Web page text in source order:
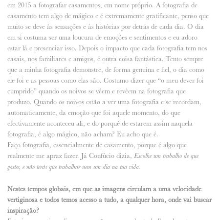
em 2015 a fotografar casamentos, em nome próprio. A fotografia de
casamento tem algo de mágico e é extremamente gratificante, penso que
muito se deve às sensações e às histórias por detrás de cada dia. O dia
em si costuma ser uma loucura de emoções e sentimentos e eu adoro
estar lá e presenciar isso. Depois o impacto que cada fotografia tem nos
casais, nos familiares e amigos, é outra coisa fantástica. Tento sempre
que a minha fotografia demonstre, de forma genuína e fiel, o dia como
ele foi e as pessoas como elas são. Costumo dizer que “o meu dever foi
cumprido” quando os noivos se vêem e revêem na fotografia que
produzo. Quando os noivos estão a ver uma fotografia e se recordam,
automaticamente, da emoção que foi aquele momento, do que
efectivamente aconteceu ali, e do porquê de estarem assim naquela
fotografia, é algo mágico, não acham? Eu acho que é.
Faço fotografia, essencialmente de casamento, porque é algo que
realmente me apraz fazer. Já Confúcio dizia, Escolhe um trabalho de que
gostes, e não terás que trabalhar nem um dia na tua vida.
Nestes tempos globais, em que as imagens circulam a uma velocidade
vertiginosa e todos temos acesso a tudo, a qualquer hora, onde vai buscar
inspiração?